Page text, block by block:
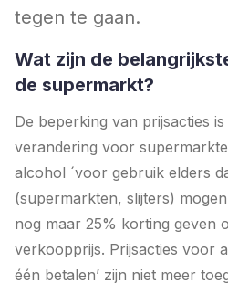
tegen te gaan.
Wat zijn de
de supermarkt?
De beperking van prijsacties
verandering voor
alcohol ´voor gebruik elders
(supermarkten, slijters)
nog maar 25% korting geven
verkoopprijs. Prijsacties voor
één betalen’ zijn niet meer